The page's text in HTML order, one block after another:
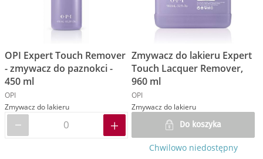
OPI Expert Touch Remover
- zmywacz do paznokci -
450 ml
OPI
Zmywacz do lakieru
Zmywacz do lakieru Expert
Touch Lacquer Remover,
960 ml
OPI
Zmywacz do lakieru
Do koszyka
Chwilowo niedostępny